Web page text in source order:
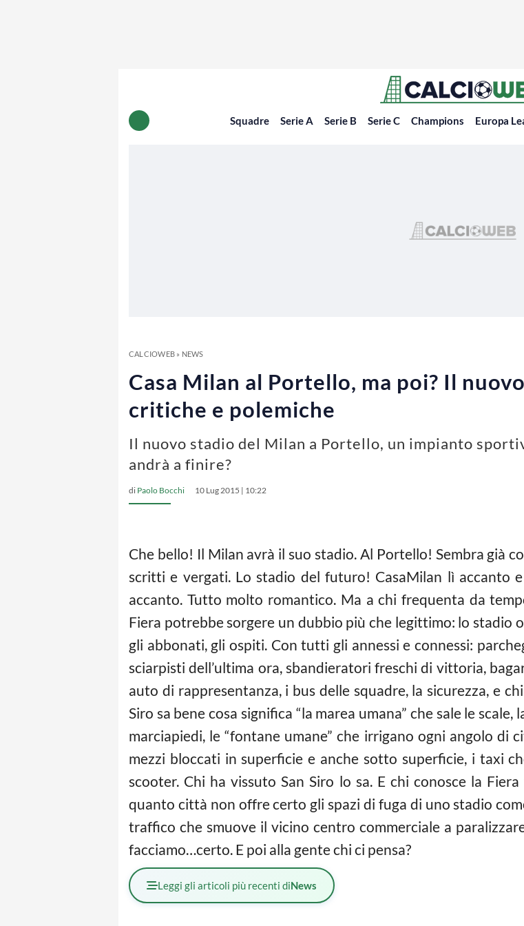
Squadre Serie A Serie B Serie C Champions Europa
CALCIOWEB» NEWS
Casa Milan al Portello, ma poi? Il
critiche e polemiche
Il nuovo stadio del Milan a Portello, un impianto
andrà a finire?
di Paolo Bocchi 10 Lug 2015 | 10:22
Che bello! Il Milan avrà il suo stadio. Al Portello! Sembra già
scritti e vergati. Lo stadio del futuro! CasaMilan lì accanto
accanto. Tutto molto romantico. Ma a chi frequenta da
Fiera potrebbe sorgere un dubbio più che legittimo: lo stadio
gli abbonati, gli ospiti. Con tutti gli annessi e connessi:
sciarpisti dell’ultima ora, sbandieratori freschi di vittoria,
auto di rappresentanza, i bus delle squadre, la sicurezza, e
Siro sa bene cosa significa “la marea umana” che sale le
marciapiedi, le “fontane umane” che irrigano ogni angolo di
mezzi bloccati in superficie e anche sotto superficie, i taxi
scooter. Chi ha vissuto San Siro lo sa. E chi conosce la
quanto città non offre certo gli spazi di fuga di uno stadio
traffico che smuove il vicino centro commerciale a
facciamo…certo. E poi alla gente chi ci pensa?
Leggi gli articoli più recenti diNews